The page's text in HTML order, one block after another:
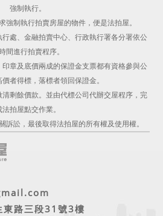
強制執行。
強制執行拍賣房屋的物件，便是法拍屋。
處、金融拍賣中心、行政執行署各分署依公
間進行拍賣程序。
章及底價兩成的保證金支票都有資格參與公
者得標，落標者領回保證金。
剩餘價款。並由代標公司代辦交屋程序，完
法拍屋點交作業。
訴訟，最後取得法拍屋的所有權及使用權。
東路三段31號3樓